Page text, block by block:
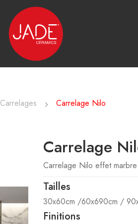
Carrelages Carrelage Nilo
Carrelage
Carrelage Nilo effet marbre
Tailles
30x60cm /60x690cm /
Finitions